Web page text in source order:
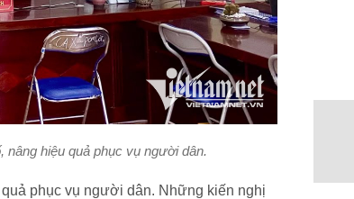
hiệu quả phục vụ người dân.
phục vụ người dân. Những kiến nghị